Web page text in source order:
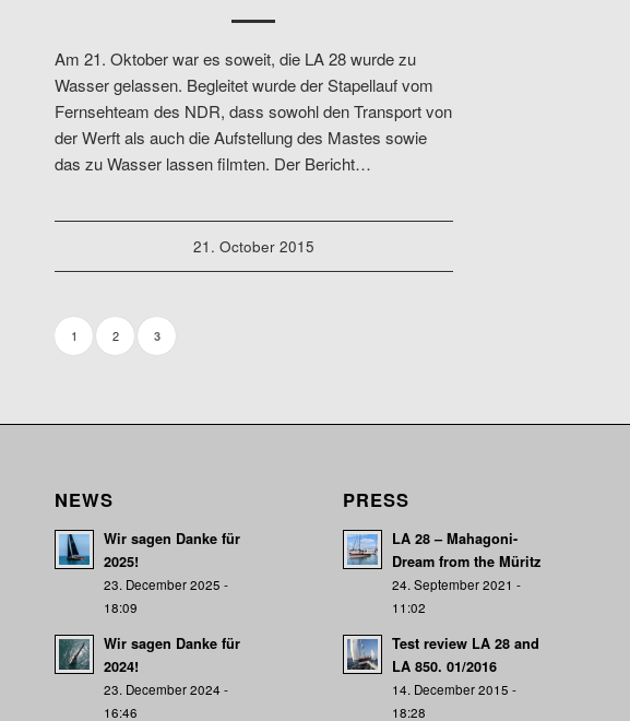
Am 21. Oktober war es soweit, die LA 28 wurde zu
Wasser gelassen. Begleitet wurde der Stapellauf vom
Fernsehteam des NDR, dass sowohl den Transport von
der Werft als auch die Aufstellung des Mastes sowie
das zu Wasser lassen filmten. Der Bericht…
21. October 2015
1 2 3
NEWS
Wir sagen Danke für
2025!
23. December 2025 -
18:09
Wir sagen Danke für
2024!
23. December 2024 -
16:46
PRESS
LA 28 – Mahagoni-
Dream from the Müritz
24. September 2021 -
11:02
Test review LA 28 and
LA 850. 01/2016
14. December 2015 -
18:28